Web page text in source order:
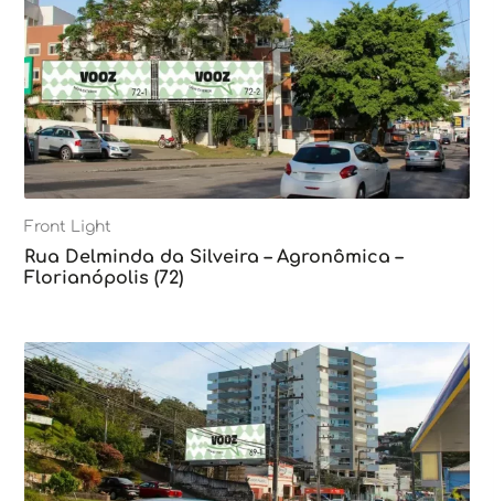
Front Light
Rua Delminda da Silveira – Agronômica –
Florianópolis (72)